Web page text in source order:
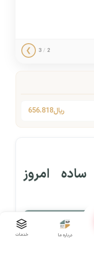
درباره ما خدمات
2
/
3
❯
ریال656.818
قیمت میلگرد 8 ساده امروز
معادل
تومان
به ازای هر